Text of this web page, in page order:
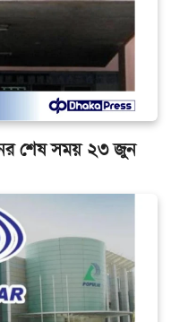
শেষ সময় ২৩ জুন